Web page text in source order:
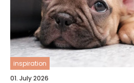
inspiration
01. July 2026